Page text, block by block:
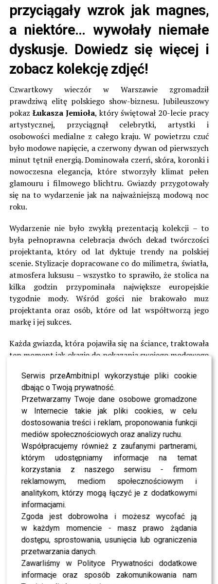
Serwis przeAmbitni.pl wykorzystuje pliki cookie
dbając o Twoją prywatność.
Przetwarzamy Twoje dane osobowe gromadzone
w Internecie takie jak pliki cookies, w celu
dostosowania treści i reklam, proponowania funkcji
mediów społecznościowych oraz analizy ruchu.
Współpracujemy również z zaufanymi partnerami,
którym udostępniamy informacje na temat
korzystania z naszego serwisu - firmom
reklamowym, mediom społecznościowym i
analitykom, którzy mogą łączyć je z dodatkowymi
informacjami.
Zgoda jest dobrowolna i możesz wycofać ją
w każdym momencie - masz prawo żądania
dostępu, sprostowania, usunięcia lub ograniczenia
przetwarzania danych.
Zawarliśmy w Polityce Prywatności dodatkowe
informacje oraz sposób zakomunikowania nam
przyciągały wzrok jak magnes,
a niektóre… wywołały niemałe
dyskusje. Dowiedz się więcej i
zobacz kolekcję zdjęć!
Czwartkowy wieczór w Warszawie zgromadził
prawdziwą elitę polskiego show-biznesu. Jubileuszowy
pokaz Łukasza Jemioła, który świętował 20-lecie pracy
artystycznej, przyciągnął celebrytki, artystki i
osobowości medialne z całego kraju. W powietrzu czuć
było modowe napięcie, a czerwony dywan od pierwszych
minut tętnił energią. Dominowała czerń, skóra, koronki i
nowoczesna elegancja, które stworzyły klimat pełen
glamouru i filmowego blichtru. Gwiazdy przygotowały
się na to wydarzenie jak na najważniejszą modową noc
roku.
Wydarzenie nie było zwykłą prezentacją kolekcji – to
była pełnoprawna celebracja dwóch dekad twórczości
projektanta, który od lat dyktuje trendy na polskiej
scenie. Stylizacje dopracowane co do milimetra, światła,
atmosfera luksusu – wszystko to sprawiło, że stolica na
kilka godzin przypominała największe europejskie
tygodnie mody. Wśród gości nie brakowało muz
projektanta oraz osób, które od lat współtworzą jego
markę i jej sukces.
Każda gwiazda, która pojawiła się na ściance, traktowała
ten moment jak okazję do pokazania swojego modowego
krojami, zmysłowość z miejskim luzem, a odwaga z
klasyką. Wieczór udowodnił, że połączenie wielkiej mody
i show-biznesu wciąż potrafi zaskakiwać.
Na wydarzeniu pojawiły się kluczowe osobistości polskiej
kultury, mediów i show-biznesu, a ich stylizacje
sukcesywnie przebijały kolejne instagramowe rekordy.
Wśród gwiazd błyszczały m.in.Aleksandra Adamska
Beata Ścibakówna
Izabella Kuna,Żaklina Ta Dinh
Michał Piróg
,Karolina Malinowska,
Anna
Lewandowska,Marietta Żukowska,Dorota
Szelągowska,Jessica Mercedes
Piotr Mróz,Ada Fijał , Radomir Wit, Agata
Młynarska,Małgorzata Socha, Bartosz Porczyk
Bartek Jędrzejak,Anna Markowska,Anna Dec,Oliwia
Bosowska,Paulina Krupińska-Karpiel
Dygant,Hanna Lis,Joanna Krupa– lista była tak
imponująca, że łatwo ją pomylić z gośćmi gali filmowej, a